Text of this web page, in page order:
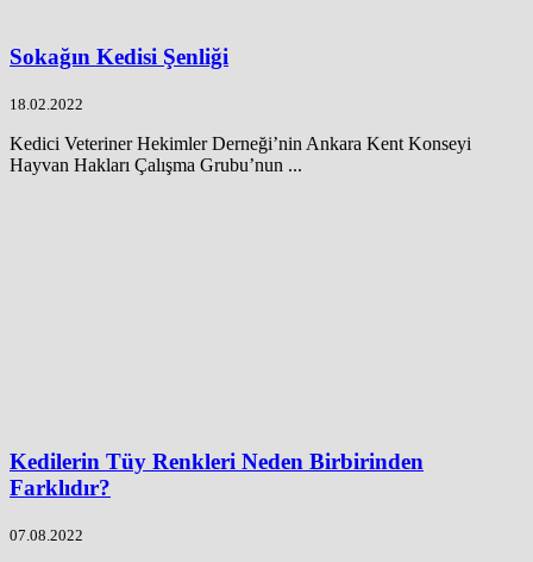
Sokağın Kedisi Şenliği
18.02.2022
Kedici Veteriner Hekimler Derneği’nin Ankara Kent Konseyi
Hayvan Hakları Çalışma Grubu’nun ...
Kedilerin Tüy Renkleri Neden Birbirinden
Farklıdır?
07.08.2022